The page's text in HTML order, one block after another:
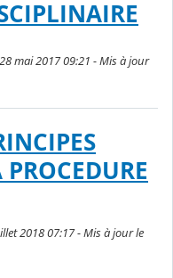
mai 2017 09:21 - Mis à jour
2018 07:17 - Mis à jour le